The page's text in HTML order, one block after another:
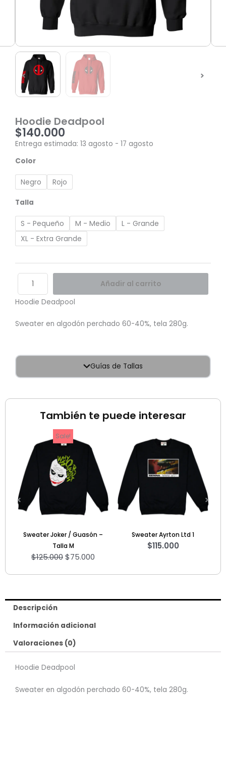
Hoodie Deadpool
$140.000
Entrega estimada: 13 agosto - 17 agosto
Color
Negro Rojo
Talla
S - Pequeño M - Medio
L - Grande
XL - Extra Grande
Hoodie
cantidad
Añadir al carrito
Hoodie Deadpool
Sweater en algodón perchado 60-40%, tela 280g.
Guías de Tallas
También te puede interesar
Joker / Guasón –
precio
original
era:
$125.000.
$75.000
El
precio
actual
es:
$75.000.
Sweater Ayrton Ltd 1
Camiseta
Descripción
Información adicional
Valoraciones (0)
Hoodie Deadpool
Sweater en algodón perchado 60-40%, tela 280g.